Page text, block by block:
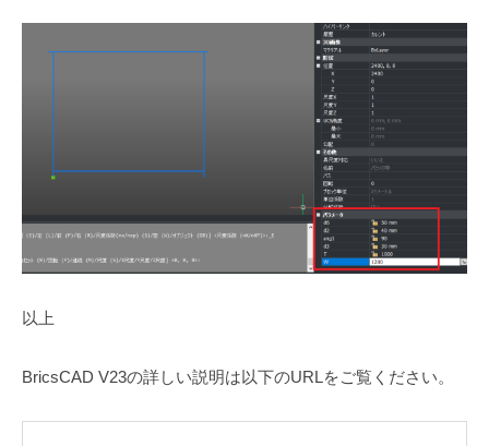
以上
BricsCAD V23の詳しい説明は以下のURLをご覧ください。